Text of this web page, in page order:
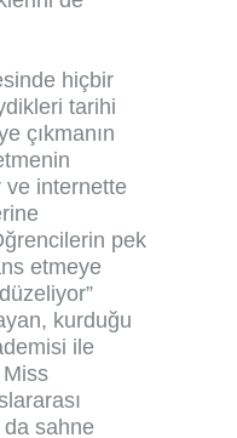
hiçbir
tarihi
çıkmanın
ve internette
pek
etmeye
kurduğu
ile
Miss
sahne